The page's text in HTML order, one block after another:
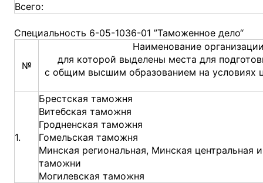
Всего:
Специальность 6-05-1036-01 ”Таможенное дело“
№
Наименование
для которой выделены места для
с общим высшим образованием на условиях
1.
Брестская таможня
Витебская таможня
Гродненская таможня
Гомельская таможня
Минская региональная, Минская центральная
таможни
Могилевская таможня